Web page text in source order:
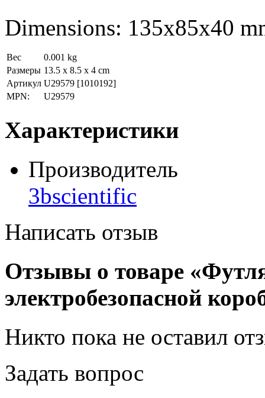
Dimensions: 135x85x40
Вес
0.001 kg
Размеры 13.5 x 8.5 x 4 cm
Артикул U29579 [1010192]
MPN:
U29579
Характеристики
Производитель
3bscientific
Написать отзыв
Отзывы о товаре
электробезопасной
Никто пока не оставил
Задать вопрос